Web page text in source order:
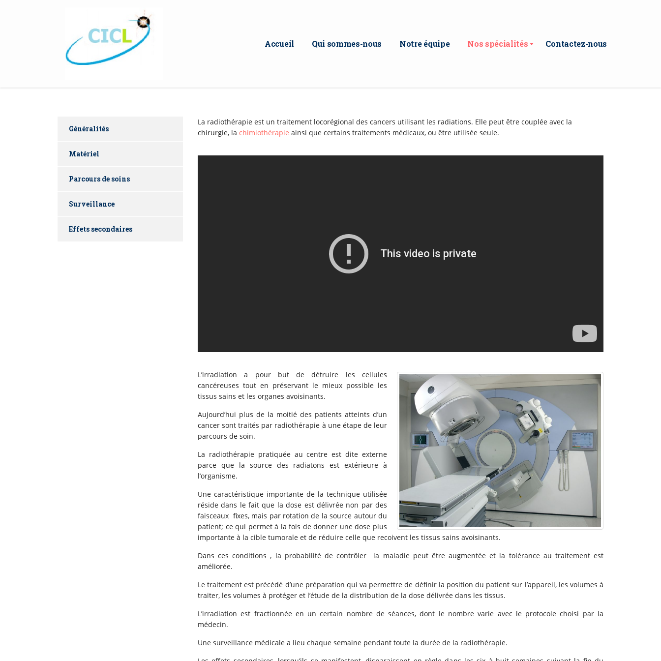
Accueil Qui sommes-nous Notre équipe Nos spécialités Contactez-nous
Généralités
Matériel
Parcours de soins
Surveillance
Effets secondaires
La radiothérapie est un traitement locorégional des cancers utilisant les radiations. Elle peut être couplée avec la
chirurgie, la chimiothérapie ainsi que certains traitements médicaux, ou être utilisée seule.
L’irradiation a pour but de détruire les cellules
cancéreuses tout en préservant le mieux possible les
tissus sains et les organes avoisinants.
Aujourd’hui plus de la moitié des patients atteints d’un
cancer sont traités par radiothérapie à une étape de leur
parcours de soin.
La radiothérapie pratiquée au centre est dite externe
parce que la source des radiatons est extérieure à
l’organisme.
Une caractéristique importante de la technique utilisée
réside dans le fait que la dose est délivrée non par des
faisceaux fixes, mais par rotation de la source autour du
patient; ce qui permet à la fois de donner une dose plus
importante à la cible tumorale et de réduire celle que recoivent les tissus sains avoisinants.
Dans ces conditions , la probabilité de contrôler la maladie peut être augmentée et la tolérance au traitement est
améliorée.
Le traitement est précédé d’une préparation qui va permettre de définir la position du patient sur l’appareil, les volumes à
traiter, les volumes à protéger et l’étude de la distribution de la dose délivrée dans les tissus.
L’irradiation est fractionnée en un certain nombre de séances, dont le nombre varie avec le protocole choisi par la
médecin.
Une surveillance médicale a lieu chaque semaine pendant toute la durée de la radiothérapie.